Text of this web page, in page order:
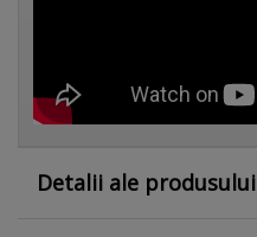
Detalii ale produsului